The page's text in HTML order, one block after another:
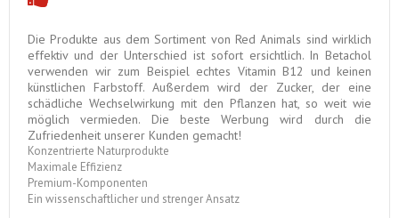
Die Produkte aus dem Sortiment von Red Animals sind wirklich
effektiv und der Unterschied ist sofort ersichtlich. In Betachol
verwenden wir zum Beispiel echtes Vitamin B12 und keinen
künstlichen Farbstoff. Außerdem wird der Zucker, der eine
schädliche Wechselwirkung mit den Pflanzen hat, so weit wie
möglich vermieden.
Die beste Werbung wird durch die
Zufriedenheit unserer Kunden gemacht!
Konzentrierte Naturprodukte
Maximale Effizienz
Premium-Komponenten
Ein wissenschaftlicher und strenger Ansatz